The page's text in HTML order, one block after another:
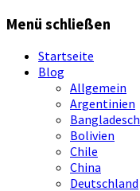
Springe
Inhalt
Menü schließen
Startseite
Blog
Allgemein
Argentinien
Bangladesch
Bolivien
Chile
China
Deutschland